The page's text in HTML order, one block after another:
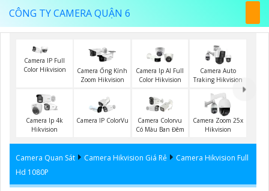
CÔNG TY CAMERA QUẬN 6
Camera IP Full
Color Hikvision
Camera Ống Kính
Zoom Hikvision
Camera Ip AI Full
Color Hikvision
Camera Auto
Traking Hikvision
Camera Ip 4k
Hikvision
Camera IP ColorVu
Camera Colorvu
Có Màu Ban Đêm
Camera Zoom 25x
Hikvision
Camera Quan Sát Camera Hikvision Giá Rẻ
Camera Hikvision Full
Hd 1080P